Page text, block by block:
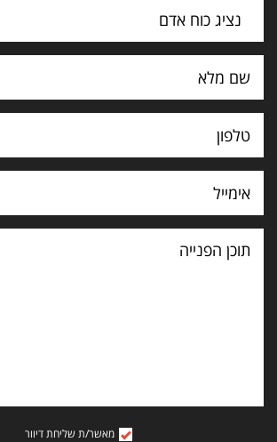
נציג כוח אדם
תוכן
הפנייה
מאשר/ת שליחת דיוור